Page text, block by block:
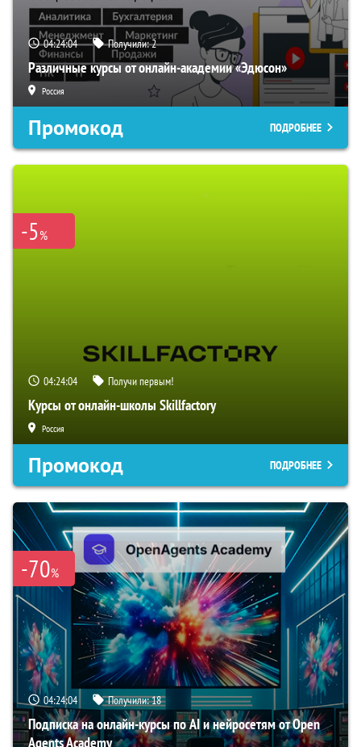
04:24:03 Получили:2
Различные курсы от онлайн-академии «Эдюсон»
Россия
Промокод ПОДРОБНЕЕ
-5%
04:24:03 Получи первым!
Курсы от онлайн-школы Skillfactory
Россия
Промокод ПОДРОБНЕЕ
-70%
04:24:03 Получили:18
Подписка на онлайн-курсы по AI и нейросетям от Open
Agents Academy